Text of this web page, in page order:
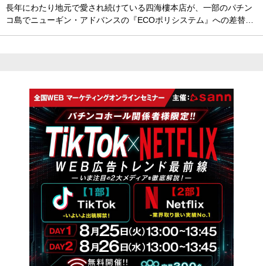
長年にわたり地元で愛され続けている四海樓本店が、一部のパチン
コ島でニューギン・アドバンスの『ECOポリシステム』への差替…